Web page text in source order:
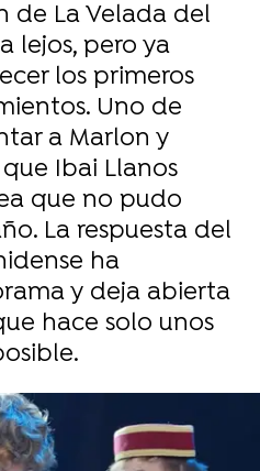
de La Velada del
lejos, pero ya
los primeros
Uno de
a Marlon y
Ibai Llanos
que no pudo
La respuesta del
ha
y deja abierta
hace solo unos